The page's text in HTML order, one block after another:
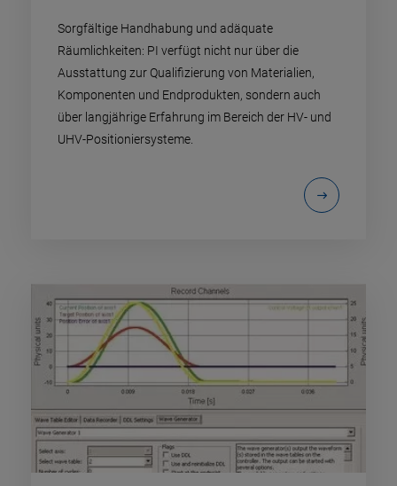
Sorgfältige Handhabung und adäquate
Räumlichkeiten: PI verfügt nicht nur über die
Ausstattung zur Qualifizierung von Materialien,
Komponenten und Endprodukten, sondern auch
über langjährige Erfahrung im Bereich der HV- und
UHV-Positioniersysteme.